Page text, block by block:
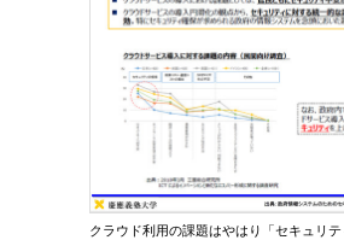
クラウド利用の課題はやはり「セキュリ